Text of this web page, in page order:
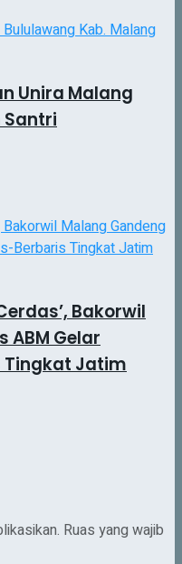
Unira Malang
Santri
Bakorwil
ABM Gelar
Tingkat Jatim
Ruas yang wajib